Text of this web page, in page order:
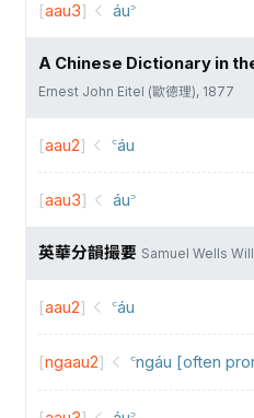
[aau3] áu꜄
A Chinese Dictionary in
Ernest John Eitel (歐德理), 1877
[aau2] ꜂áu
[aau3] áu꜄
英華分韻撮要 Samuel Wells
[aau2] ꜂áu
[ngaau2] ꜂ngáu [often